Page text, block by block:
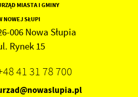
MIASTA I GMINY
NOWEJ SŁUPI
006 Nowa Słupia
Rynek 15
41 31 78 700